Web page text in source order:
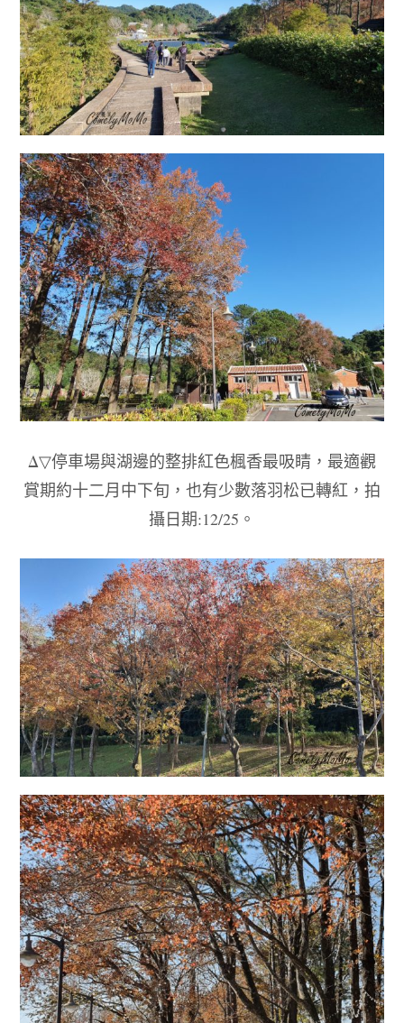
Δ▽停車場與湖邊的整排紅色楓香最吸睛，最適觀
賞期約十二月中下旬，也有少數落羽松已轉紅，拍
攝日期:12/25 。